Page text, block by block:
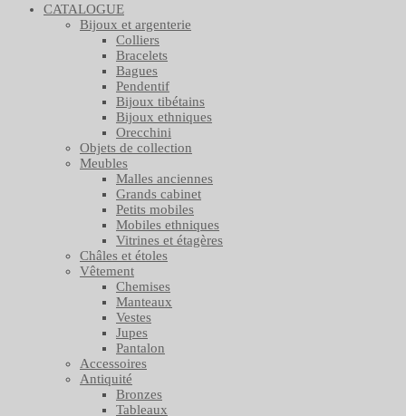
CATALOGUE
Bijoux et argenterie
Colliers
Bracelets
Bagues
Pendentif
Bijoux tibétains
Bijoux ethniques
Orecchini
Objets de collection
Meubles
Malles anciennes
Grands cabinet
Petits mobiles
Mobiles ethniques
Vitrines et étagères
Châles et étoles
Vêtement
Chemises
Manteaux
Vestes
Jupes
Pantalon
Accessoires
Antiquité
Bronzes
Tableaux